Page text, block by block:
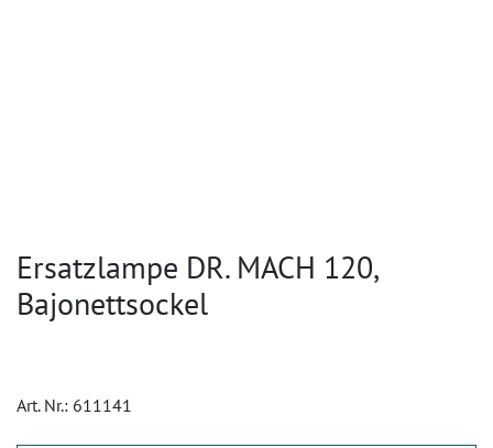
Ersatzlampe DR. MACH 120,
Bajonettsockel
Art. Nr.: 611141